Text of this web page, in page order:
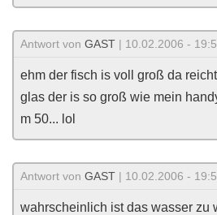
Antwort von GAST | 10.02.2006 -
ehm der fisch is voll groß da
glas der is so groß wie mein
m 50... lol
Antwort von GAST | 10.02.2006 -
wahrscheinlich ist das wasser zu